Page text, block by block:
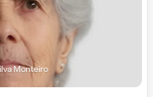
Monteiro